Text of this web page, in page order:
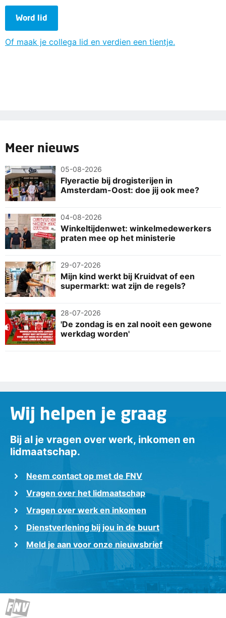
Word lid
Of maak je collega lid en verdien een tientje.
Meer nieuws
05-08-2026
Flyeractie bij drogisterijen in
Amsterdam-Oost: doe jij ook mee?
04-08-2026
Winkeltijdenwet: winkelmedewerkers
praten mee op het ministerie
29-07-2026
Mijn kind werkt bij Kruidvat of een
supermarkt: wat zijn de regels?
28-07-2026
'De zondag is en zal nooit een gewone
werkdag worden'
Wij helpen je graag
Bij al je vragen over werk, inkomen en
lidmaatschap.
Neem contact op met de FNV
Vragen over het lidmaatschap
Vragen over werk en inkomen
Dienstverlening bij jou in de buurt
Meld je aan voor onze nieuwsbrief